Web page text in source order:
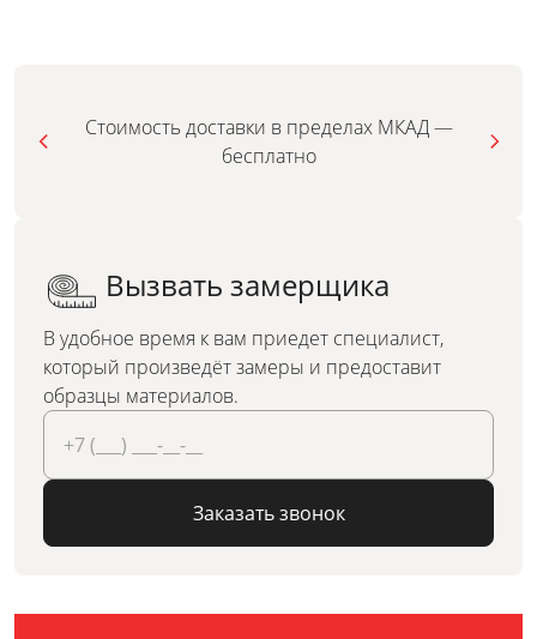
Стоимость доставки в пределах МКАД —
бесплатно
Вызвать замерщика
В удобное время к вам приедет специалист,
который произведёт замеры и предоставит
образцы материалов.
Заказать звонок